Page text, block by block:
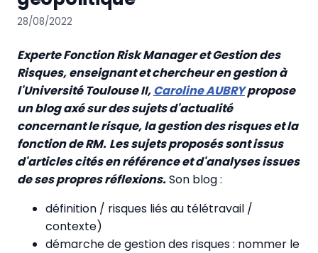
28/08/2022
Experte Fonction Risk Manager et Gestion des
Risques, enseignant et chercheur en gestion à
l'Université Toulouse II,Caroline AUBRYpropose
un blog axé sur des sujets d'actualité
concernant le risque, la gestion des risques et la
fonction de RM. Les sujets proposés sont issus
d'articles cités en référence et d'analyses issues
de ses propres réflexions.Son blog :
définition / risques liés au télétravail /
contexte)
démarche de gestion des risques : nommer le